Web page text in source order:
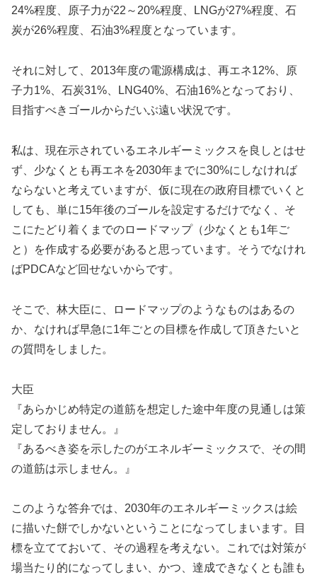
24%程度、原子力が22～20%程度、LNGが27%程度、石
炭が26%程度、石油3%程度となっています。
それに対して、2013年度の電源構成は、再エネ12%、原
子力1%、石炭31%、LNG40%、石油16%となっており、
目指すべきゴールからだいぶ遠い状況です。
私は、現在示されているエネルギーミックスを良しとはせ
ず、少なくとも再エネを2030年までに30%にしなければ
ならないと考えていますが、仮に現在の政府目標でいくと
しても、単に15年後のゴールを設定するだけでなく、そ
こにたどり着くまでのロードマップ（少なくとも1年ご
と）を作成する必要があると思っています。そうでなけれ
ばPDCAなど回せないからです。
そこで、林大臣に、ロードマップのようなものはあるの
か、なければ早急に1年ごとの目標を作成して頂きたいと
の質問をしました。
大臣
『あらかじめ特定の道筋を想定した途中年度の見通しは策
定しておりません。』
『あるべき姿を示したのがエネルギーミックスで、その間
の道筋は示しません。』
このような答弁では、2030年のエネルギーミックスは絵
に描いた餅でしかないということになってしまいます。目
標を立てておいて、その過程を考えない。これでは対策が
場当たり的になってしまい、かつ、達成できなくとも誰も